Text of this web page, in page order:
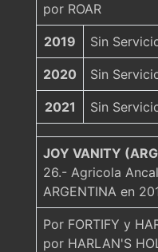
por ROAR
2019 Sin
2020 Sin
2021 Sin
JOY VANITY
26.- Agricola
ARGENTINA en
Por FORTIFY y
por HARLAN'S